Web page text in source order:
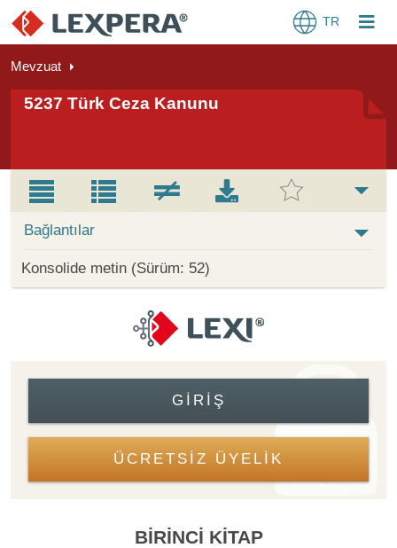
TR
Mevzuat
5237 Türk Ceza Kanunu
Bağlantılar
Konsolide metin (Sürüm: 52)
GIRIŞ
ÜCRETSİZ ÜYELİK
BİRİNCİ KİTAP